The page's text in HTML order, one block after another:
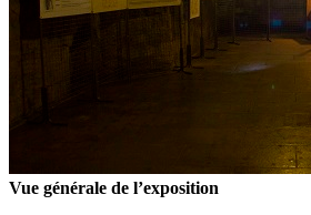
Vue générale de l’exposition